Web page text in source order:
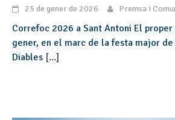
25 de gener de 2026 Premsa i
Correfoc 2026 a Sant Antoni El
gener, en el marc de la festa major
Diables [...]